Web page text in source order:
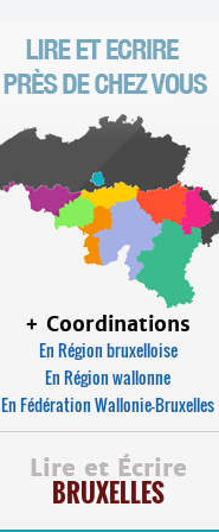
+ Coordinations
En Région bruxelloise
En Région wallonne
En Fédération Wallonie-Bruxelles
Lire et Écrire
BRUXELLES